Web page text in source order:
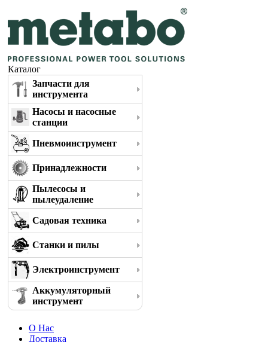
Каталог
Запчасти для
инструмента
Насосы и насосные
станции
Пневмоинструмент
Принадлежности
Пылесосы и
пылеудаление
Садовая техника
Станки и пилы
Электроинструмент
Аккумуляторный
инструмент
О Нас
Доставка